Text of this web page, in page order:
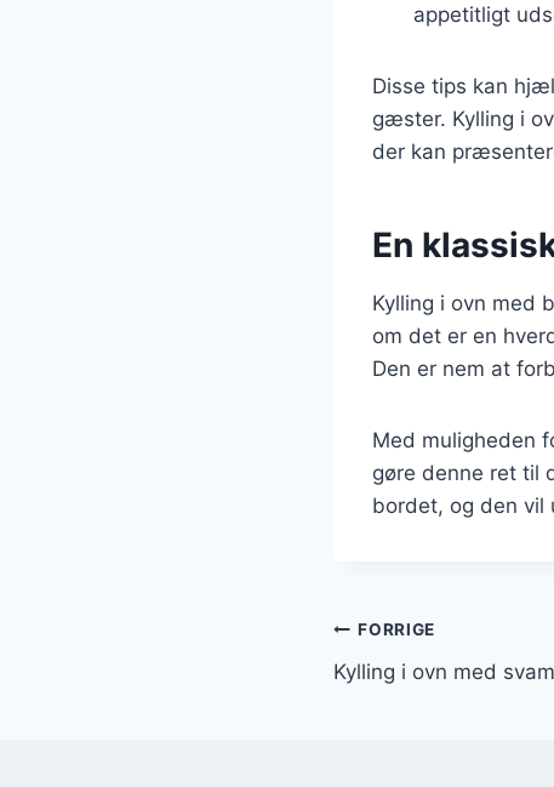
appetitligt
Disse tips kan
gæster. Kylling i
der kan
En
Kylling i ovn med
om det er en
Den er nem at
Med muligheden
gøre denne ret til
bordet, og den vil
FORRIGE
Kylling i ovn med